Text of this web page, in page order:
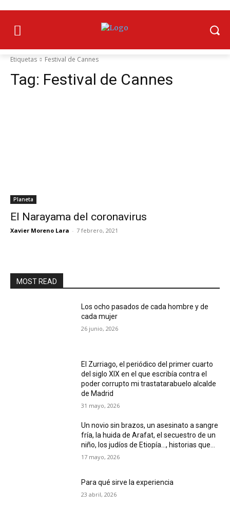
Etiquetas Festival de Cannes
Tag: Festival de Cannes
Planeta
El Narayama del coronavirus
Xavier Moreno Lara - 7 febrero, 2021
MOST READ
Los ocho pasados de cada hombre y de
cada mujer
26 junio, 2026
El Zurriago, el periódico del primer cuarto
del siglo XIX en el que escribía contra el
poder corrupto mi trastatarabuelo alcalde
de Madrid
31 mayo, 2026
Un novio sin brazos, un asesinato a sangre
fría, la huida de Arafat, el secuestro de un
niño, los judíos de Etiopía…, historias que...
17 mayo, 2026
Para qué sirve la experiencia
23 abril, 2026